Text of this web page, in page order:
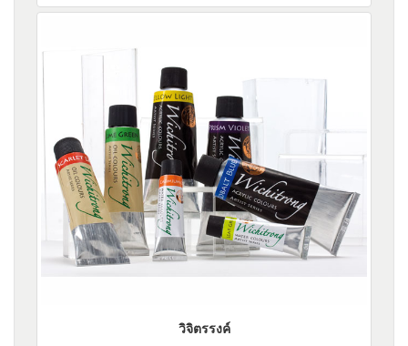
วิจิตรรงค์